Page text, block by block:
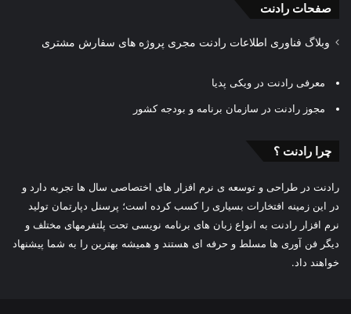
صفحات رادنت
وبلاگ فناوری اطلاعات رادنت مجری پروژه های سفارش مشتری
معرفی رادنت در ویکی پدیا
مجوز رادنت در سازمان برنامه و بودجه کشور
چرا رادنت ؟
رادنت در طراحی و توسعه ی نرم افزار های اختصاصی سال ها تجربه دارد و
در این زمینه افتخارات بسیاری را کسب کرده است؛ پرسنل دپارتمان تولید
نرم افزار رادنت به انواع زبان های برنامه نویسی تحت پلتفرمهای مختلف و
دیگر فن آوری ها مسلط و حرفه ای هستند و همیشه بهترین را به شما پیشنهاد
خواهند داد.